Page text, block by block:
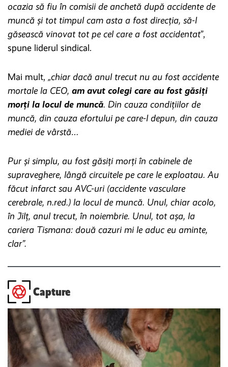
ocazia să fiu în comisii de anchetă după accidente de
muncă și tot timpul cam asta a fost direcția, să-l
găsească vinovat tot pe cel care a fost accidentat”,
spune liderul sindical.
Mai mult, „chiar dacă anul trecut nu au fost accidente
mortale la CEO, am avut colegi care au fost găsiți
morți la locul de muncă. Din cauza condițiilor de
muncă, din cauza efortului pe care-l depun, din cauza
mediei de vârstă…
Pur și simplu, au fost găsiți morți în cabinele de
supraveghere, lângă circuitele pe care le exploatau. Au
făcut infarct sau AVC-uri (accidente vasculare
cerebrale, n.red.) la locul de muncă. Unul, chiar acolo,
în Jilț, anul trecut, în noiembrie. Unul, tot așa, la
cariera Tismana: două cazuri mi le aduc eu aminte,
clar”.
Capture